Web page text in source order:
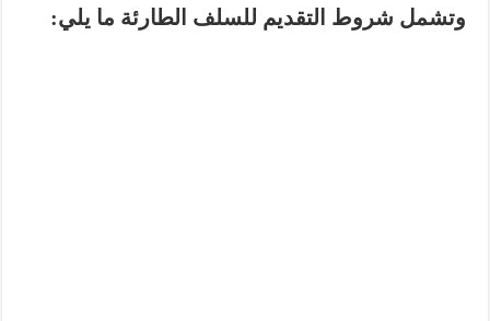
وتشمل شروط التقديم للسلف الطارئة ما يلي: